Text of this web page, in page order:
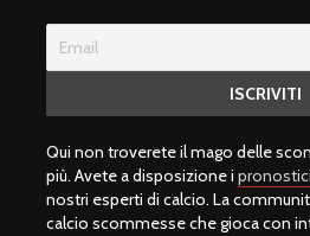
Qui non troverete il mago delle
più. Avete a disposizione i
nostri esperti di calcio. La
calcio scommesse che gioca con